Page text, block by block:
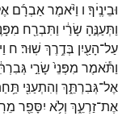
וּבֵינֶֽיׄךָ׃ ו וַיֹּ֨אמֶראַבְרָ֜ם
וַתְּעַנֶּ֣הָ שָׂרַ֔י וַתִּבְרַ֖ח
עַל־הָעַ֖יִן בְּדֶ֥רֶךְ שֽׁוּר׃ ח
וַתֹּ֕אמֶר מִפְּנֵי֙ שָׂרַ֣י
אֶל־גְּבִרְתֵּ֑ךְ וְהִתְעַנִּ֖י
אֶת־זַרְעֵ֑ךְ וְלֹ֥א יִסָּפֵ֖ר